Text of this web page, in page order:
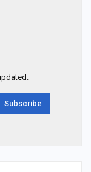
Subscribe